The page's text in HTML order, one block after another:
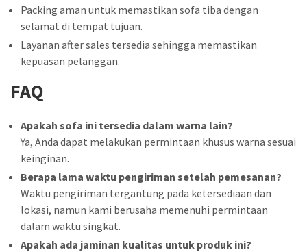
Packing aman untuk memastikan sofa tiba dengan
selamat di tempat tujuan.
Layanan after sales tersedia sehingga memastikan
kepuasan pelanggan.
FAQ
Apakah sofa ini tersedia dalam warna lain?
Ya, Anda dapat melakukan permintaan khusus warna sesuai
keinginan.
Berapa lama waktu pengiriman setelah pemesanan?
Waktu pengiriman tergantung pada ketersediaan dan
lokasi, namun kami berusaha memenuhi permintaan
dalam waktu singkat.
Apakah ada jaminan kualitas untuk produk ini?